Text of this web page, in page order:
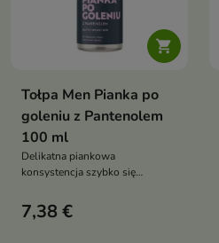

Tołpa Men Pianka po
goleniu z Pantenolem
100 ml
Delikatna piankowa
konsystencja szybko się
podrażnienia oraz zmniejszyć
uczucie pieczenia i napięcia
7,38 €